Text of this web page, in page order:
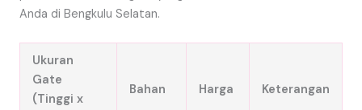
Anda di Bengkulu Selatan.
Ukuran
Gate
(Tinggi x
Bahan Harga Keterangan